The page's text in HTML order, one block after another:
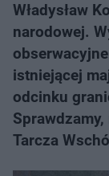
Władysław
narodowej.
istniejącej
odcinku
Tarcza